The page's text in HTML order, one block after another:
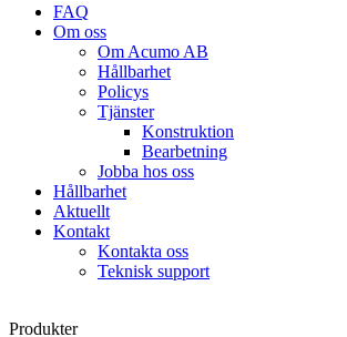
FAQ
Om oss
Om Acumo AB
Hållbarhet
Policys
Tjänster
Konstruktion
Bearbetning
Jobba hos oss
Hållbarhet
Aktuellt
Kontakt
Kontakta oss
Teknisk support
Produkter